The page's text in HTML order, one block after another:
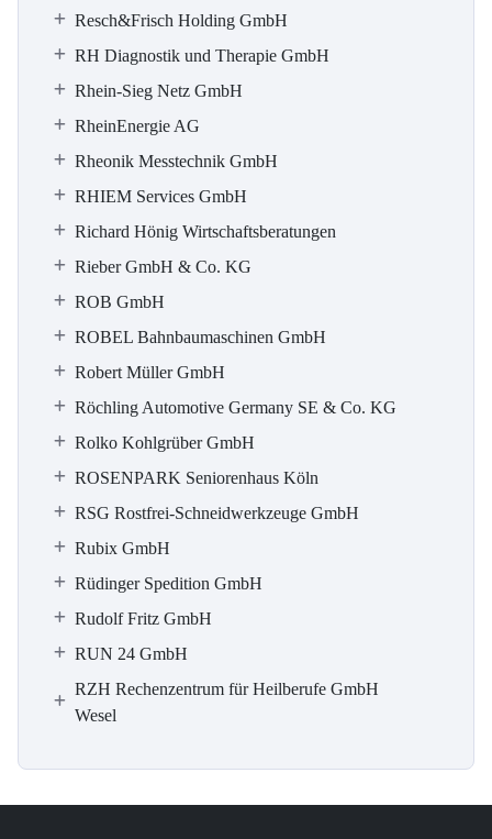
Resch&Frisch Holding GmbH
RH Diagnostik und Therapie GmbH
Rhein-Sieg Netz GmbH
RheinEnergie AG
Rheonik Messtechnik GmbH
RHIEM Services GmbH
Richard Hönig Wirtschaftsberatungen
Rieber GmbH & Co. KG
ROB GmbH
ROBEL Bahnbaumaschinen GmbH
Robert Müller GmbH
Röchling Automotive Germany SE & Co. KG
Rolko Kohlgrüber GmbH
ROSENPARK Seniorenhaus Köln
RSG Rostfrei-Schneidwerkzeuge GmbH
Rubix GmbH
Rüdinger Spedition GmbH
Rudolf Fritz GmbH
RUN 24 GmbH
RZH Rechenzentrum für Heilberufe GmbH
Wesel